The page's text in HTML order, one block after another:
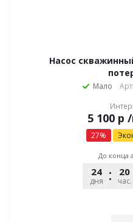
Насос
Мало
р
27%
До конца
24
дня
20
час.